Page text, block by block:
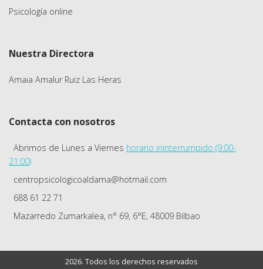
Psicología online
Nuestra Directora
Amaia Amalur Ruiz Las Heras
Contacta con nosotros
Abrimos de Lunes a Viernes horario ininterrumpido (9:00-
21:00)
centropsicologicoaldama@hotmail.com
688 61 22 71
Mazarredo Zumarkalea, n° 69, 6°E, 48009 Bilbao
2026. Todos los derechos reservados